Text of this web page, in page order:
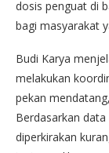
dosis penguat di
bagi masyarakat
Budi Karya
melakukan
pekan
Berdasarkan
diperkirakan